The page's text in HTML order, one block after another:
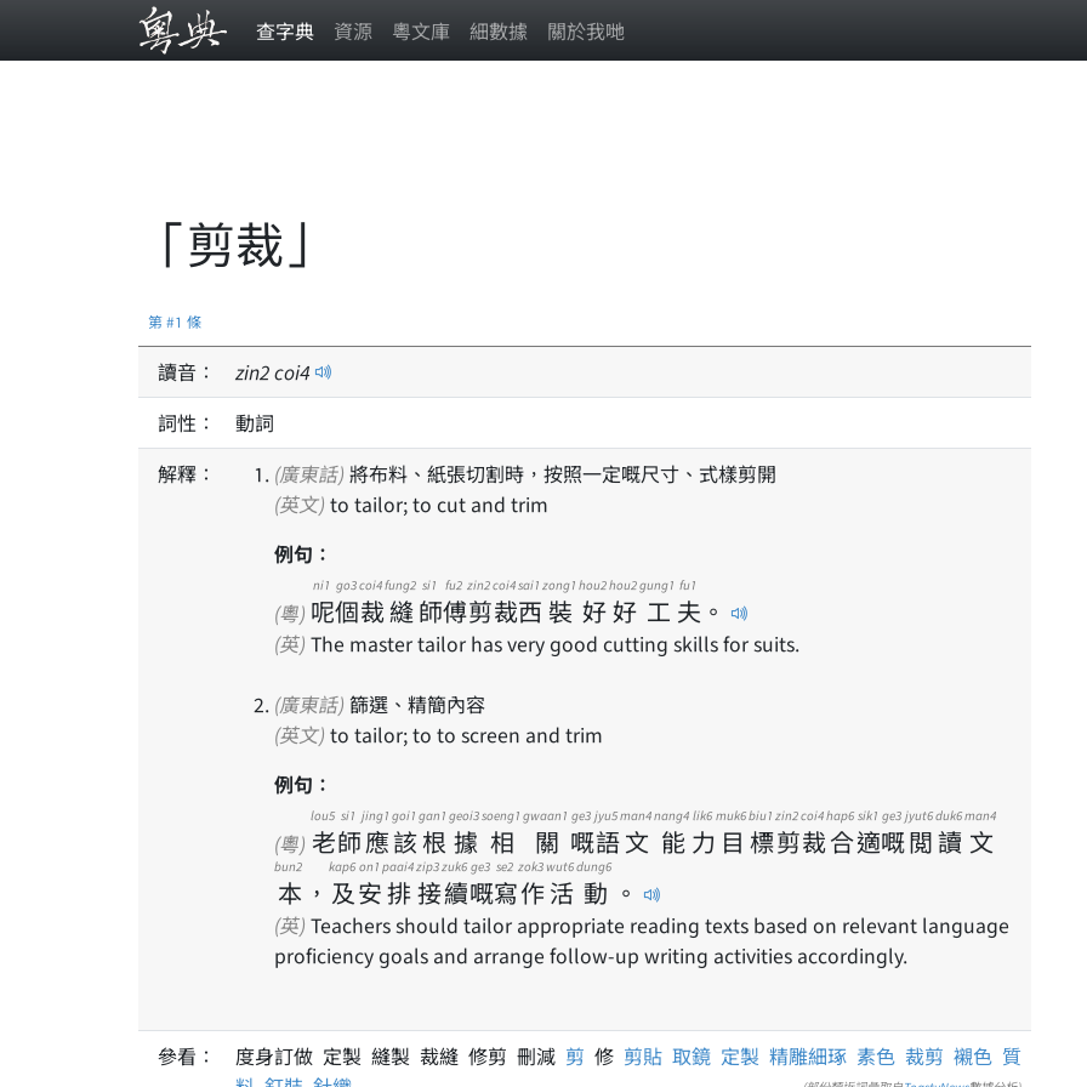
查字典 資源 粵文庫 細數據 關於我哋
「剪裁」
第 #1 條
讀音： zin2coi4
詞性：
動詞
解釋：
(廣東話) 將布料、紙張切割時，按照一定嘅尺寸、式樣剪開
(英文) to tailor; to cut and trim
例句：
(粵) 呢
ni1
個
go3
裁
coi4
縫
fung2
師
si1
傅
fu2
剪
zin2
裁
coi4
西
sai1
裝
zong1
好
hou2
好
hou2
工
gung1
夫
fu1
。
(英) The master tailor has very good cutting skills for suits.
(廣東話) 篩選、精簡內容
(英文) to tailor; to to screen and trim
例句：
(粵) 老
lou5
師
si1
應
jing1
該
goi1
根
gan1
據
geoi3
相
soeng1
關
gwaan1
嘅
ge3
語
jyu5
文
man4
能
nang4
力
lik6
目
muk6
標
biu1
剪
zin2
裁
coi4
合
hap6
適
sik1
嘅
ge3
閲
jyut6
讀
duk6
文
man4
本
bun2
， 及
kap6
安
on1
排
paai4
接
zip3
續
zuk6
嘅
ge3
寫
se2
作
zok3
活
wut6
動
dung6
。
(英) Teachers should tailor appropriate reading texts based on relevant language
proficiency goals and arrange follow-up writing activities accordingly.
參看： 度身訂做 定製 縫製 裁縫 修剪 刪減 剪 修 剪貼 取鏡 定製 精雕細琢 素色 裁剪 襯色 質